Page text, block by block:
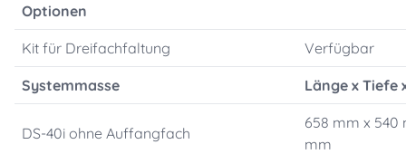
Optionen
Kit für Dreifachfaltung Verfügbar
Systemmasse Länge x Tiefe
DS-40i ohne Auffangfach
658 mm x 540
mm